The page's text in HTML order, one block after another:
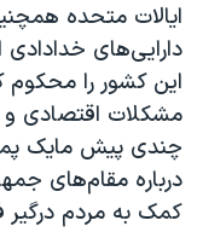
ایالات متحده
دارایی‌های خدادادی
این کشور را محکوم
مشکلات اقتصادی و
چندی پیش مایک
درباره مقام‌های
کمک به مردم درگیر